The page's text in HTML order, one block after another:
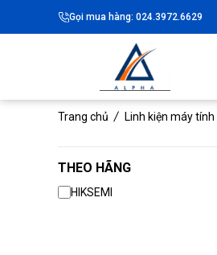
Gọi mua hàng: 024.3972.6629
Trang chủ Linh kiện máy tính
THEO HÃNG
HIKSEMI